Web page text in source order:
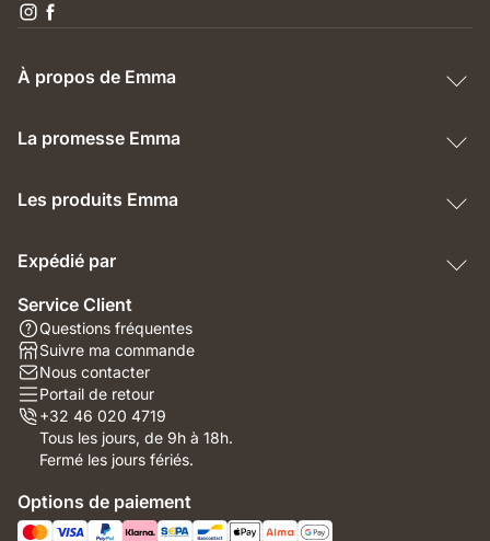
À propos de Emma
La promesse Emma
Les produits Emma
Expédié par
Service Client
Questions fréquentes
Suivre ma commande
Nous contacter
Portail de retour
+32 46 020 4719
Tous les jours, de 9h à 18h.
Fermé les jours fériés.
Options de paiement